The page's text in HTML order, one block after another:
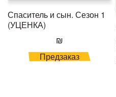
Спаситель и сын. Сезон 1
(УЦЕНКА)
₪
Предзаказ